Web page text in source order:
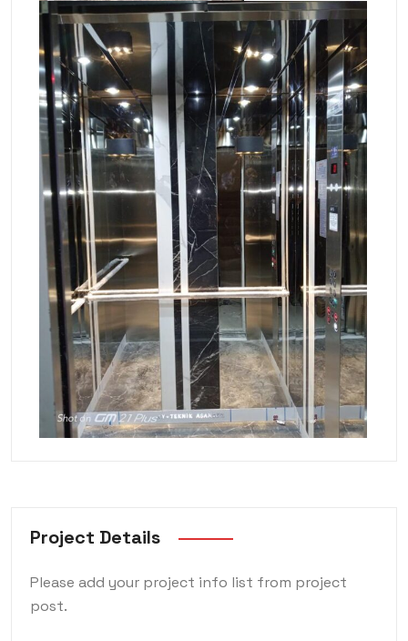
Project Details
Please add your project info list from project
post.